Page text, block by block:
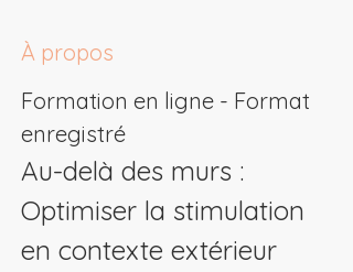
À propos
Formation en ligne - Format
enregistré
Au-delà des murs :
Optimiser la stimulation
en contexte extérieur